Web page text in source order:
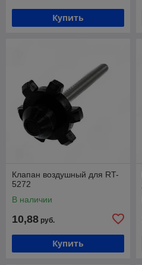
Купить
Клапан воздушный для RT-
5272
В наличии
10,88 руб.
Купить